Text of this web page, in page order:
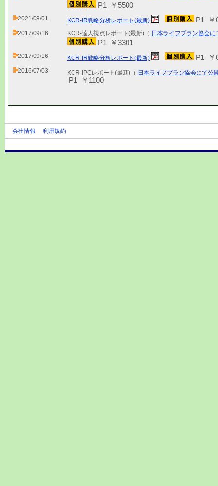
P1 ￥5500
2021/08/01 KCR-IR戦略分析レポート(最新) P1 ￥
2017/09/16 KCR-達人視点レポート(最新)（ 日本ライフプラン協会に
P1 ￥3301
2017/09/16 KCR-IR戦略分析レポート(最新) P1 ￥
2016/07/03 KCR-IPOレポート(最新)（ 日本ライフプラン協会にて公
P1 ￥1100
会社情報 利用規約